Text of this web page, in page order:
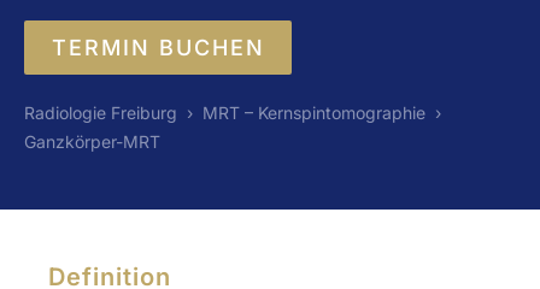
Digitales Röntgen
Gesundheitsvorsorge
TERMIN BUCHEN
Radiologie Freiburg › MRT – Kernspintomographie ›
Ganzkörper-MRT
Definition